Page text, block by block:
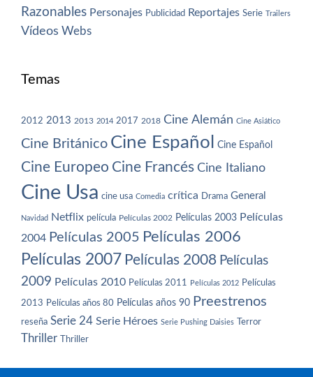
Razonables Personajes Publicidad Reportajes Serie Trailers
Vídeos Webs
Temas
2012 2013 2013 2014 2017 2018 Cine Alemán Cine Asiático
Cine Británico Cine Español Cine Español
Cine Europeo Cine Francés Cine Italiano
Cine Usa cine usa Comedia crítica Drama General
Navidad Netflix película Películas 2002 Películas 2003 Películas
2004 Películas 2005 Películas 2006
Películas 2007 Películas 2008 Películas
2009 Películas 2010 Películas 2011 Películas 2012 Películas
2013 Películas años 80 Películas años 90 Preestrenos
reseña Serie 24 Serie Héroes Serie Pushing Daisies Terror
Thriller Thriller